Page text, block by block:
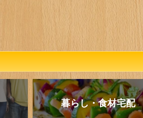
暮らし・食材宅配